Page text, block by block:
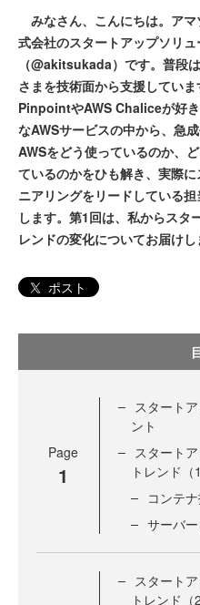
みなさん、こんにちは。ア
式会社のスタートアップソリ
（@akitsukada）です。普段
さまを技術面から支援してい
PinpointやAWS Chaliceが好
なAWSサービスの中から、急
AWSをどう使っているのか、
ているのかをひも解き、実際
ニアリングをリードしている
します。第1回は、私からスタ
レンドの変化についてお届けし
ポスト
Page
1
スタート
ント
スタート
トレンド（1
コンテ
サーバ
スタート
トレンド（2